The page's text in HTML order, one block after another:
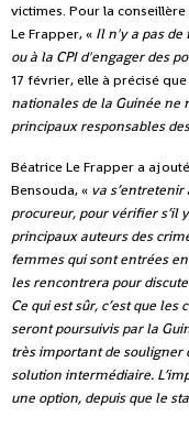
victimes. Pour la
Le Frapper, « Il n'y a pas de
ou à la CPI d'engager des
17 février, elle à précisé
nationales de la Guinée ne
principaux responsables
Béatrice Le Frapper a
Bensouda, « va
procureur, pour vérifier s’il
principaux auteurs des
femmes qui sont entrées
les rencontrera pour
Ce qui est sûr, c’est que
seront poursuivis par la
très important de souligner
solution intermédiaire.
une option, depuis que le